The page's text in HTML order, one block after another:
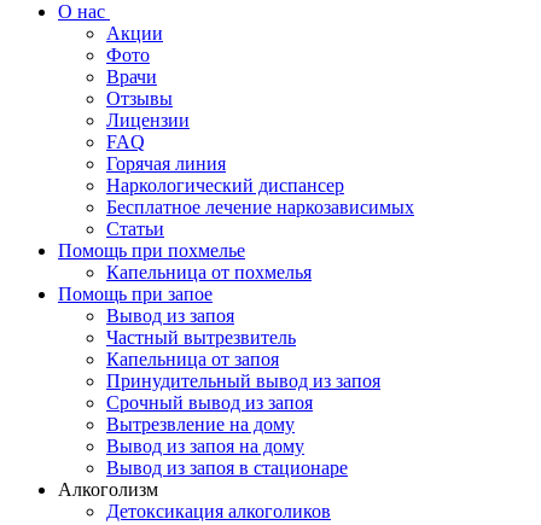
О нас
Акции
Фото
Врачи
Отзывы
Лицензии
FAQ
Горячая линия
Наркологический диспансер
Бесплатное лечение наркозависимых
Статьи
Помощь при похмелье
Капельница от похмелья
Помощь при запое
Вывод из запоя
Частный вытрезвитель
Капельница от запоя
Принудительный вывод из запоя
Срочный вывод из запоя
Вытрезвление на дому
Вывод из запоя на дому
Вывод из запоя в стационаре
Алкоголизм
Детоксикация алкоголиков